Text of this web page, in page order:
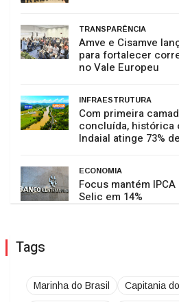
TRANSPARÊNCIA
Amve e Cisamve
para fortalecer
no Vale Europeu
INFRAESTRUTURA
Com primeira
concluída, histórica
Indaial atinge 73%
ECONOMIA
Focus mantém IPCA
Selic em 14%
Tags
Marinha do Brasil Capitania